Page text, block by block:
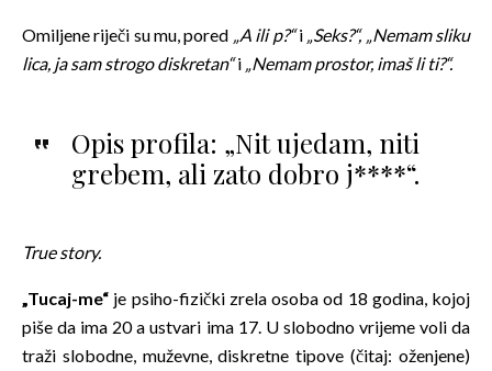
Omiljene riječi su mu, pored „A ili p?“i „Seks?“,
„Nemam sliku
lica, ja sam strogo diskretan“i „Nemam prostor, imaš li ti?“.
Opis profila: „Nit ujedam, niti
grebem, ali zato dobro j****“.
True story.
„Tucaj-me“ je psiho-fizički zrela osoba od 18 godina, kojoj
piše da ima 20 a ustvari ima 17. U slobodno vrijeme voli da
traži slobodne, muževne, diskretne tipove (čitaj: oženjene)